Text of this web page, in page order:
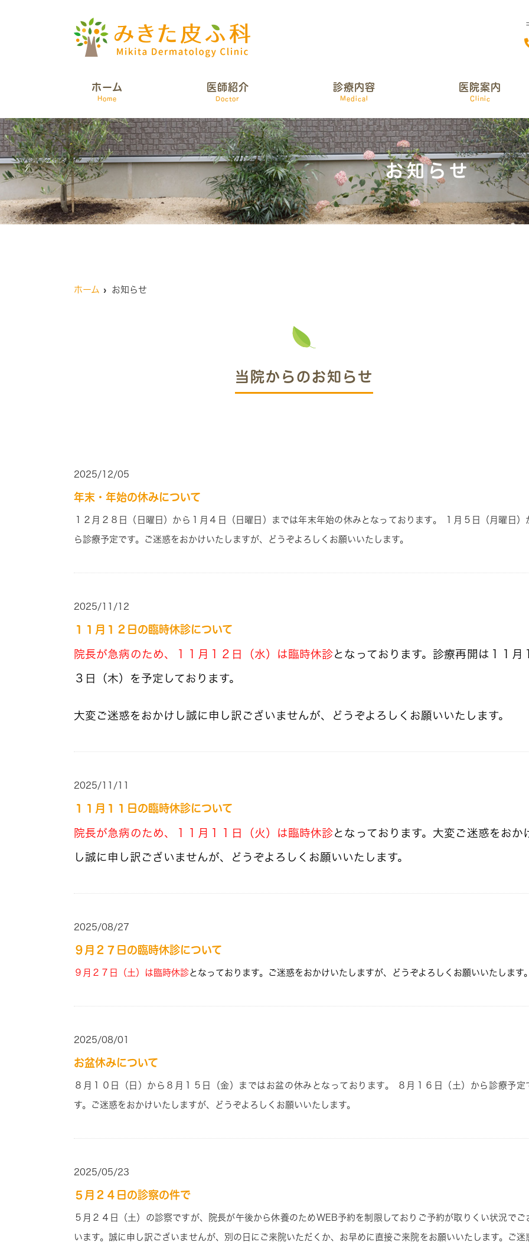
ホーム
Home
医師紹介
Doctor
診療内容
Medical
医院案内
Clinic
お知らせ
ホーム お知らせ
当院からのお知らせ
2025/12/05
年末・年始の休みについて
１２月２８ 日 （日曜日） から１ 月４ 日 （日曜日） までは年末年始の休みとなっております。 月５ 日 （月曜日）
ら診療予定です。ご迷惑をおかけいたしますが、どうぞよろしくお願いいたします。
2025/11/12
１１月１２日の臨時休診について
院長が急病のため、１１月１２日（水）は臨時休診となっております。診療再開は１１月
３日（木）を予定しております。
大変ご迷惑をおかけし誠に申し訳ございませんが、どうぞよろしくお願いいたします。
2025/11/11
１１月１１日の臨時休診について
院長が急病のため、１１月１１日（火）は臨時休診となっております。大変ご迷惑をおか
し誠に申し訳ございませんが、どうぞよろしくお願いいたします。
2025/08/27
９月２７日の臨時休診について
９月２７日（土）は臨時休診となっております。ご迷惑をおかけいたしますが、どうぞよろしくお願いいたします
2025/08/01
お盆休みについて
８月１０ 日 （日） から８ 月１５ 日 （金） まではお盆の休みとなっております。 ８ 月１６ 日 （土） から診療予定
す。ご迷惑をおかけいたしますが、どうぞよろしくお願いいたします。
2025/05/23
５月２４日の診察の件で
５月２４日（土）の診察ですが、院長が午後から休養のためWEB予約を制限しておりご予約が取りくい状況でご
います。誠に申し訳ございませんが、別の日にご来院いただくか、お早めに直接ご来院をお願いいたします。ご迷